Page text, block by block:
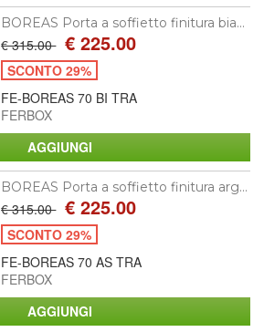
BOREAS Porta a soffietto finitura bia...
€ 315.00 € 225.00
SCONTO 29%
FE-BOREAS 70 BI TRA
FERBOX
BOREAS Porta a soffietto finitura arg...
€ 315.00 € 225.00
SCONTO 29%
FE-BOREAS 70 AS TRA
FERBOX